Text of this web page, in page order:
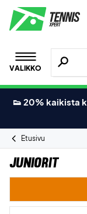
VALIKKO
Hae
👟 20% kaikista
Etusivu
Juniorit